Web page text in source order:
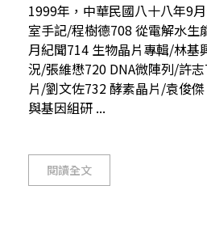
1999年，中華民國八十八年9
室手記/程樹德708 從電解水生
月紀聞714 生物晶片專輯/林基
況/張維懋720 DNA微陣列/許
片/劉文佐732 酵素晶片/袁俊
與基因組研 ...
閱讀全文